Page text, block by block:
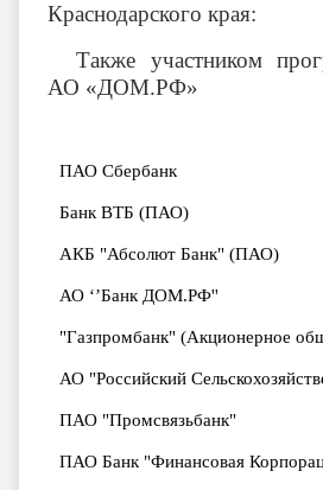
Краснодарского края:
Также участником
АО «ДОМ.РФ»
ПАО Сбербанк
Банк ВТБ (ПАО)
АКБ "Абсолют Банк" (ПАО)
АО ‘’Банк ДОМ.РФ''
"Газпромбанк" (Акционерное
АО "Российский
ПАО "Промсвязьбанк"
ПАО Банк "Финансовая